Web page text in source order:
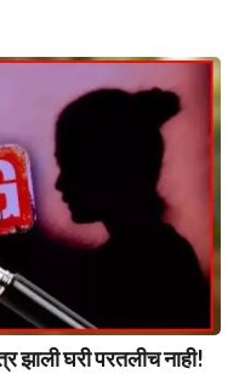
झाली घरी परतलीच नाही!